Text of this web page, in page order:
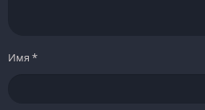
Имя *